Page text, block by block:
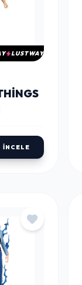
LUSTWAY
İNCELE